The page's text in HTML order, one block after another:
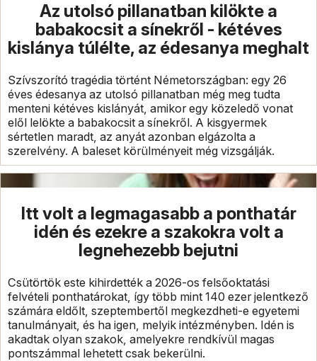
Az utolsó pillanatban kilökte a
babakocsit a sínekről - kétéves
kislánya túlélte, az édesanya meghalt
Szívszorító tragédia történt Németországban: egy 26
éves édesanya az utolsó pillanatban még meg tudta
menteni kétéves kislányát, amikor egy közeledő vonat
elől lelökte a babakocsit a sínekről. A kisgyermek
sértetlen maradt, az anyát azonban elgázolta a
szerelvény. A baleset körülményeit még vizsgálják.
Itt volt a legmagasabb a ponthatár
idén és ezekre a szakokra volt a
legnehezebb bejutni
Csütörtök este kihirdették a 2026-os felsőoktatási
felvételi ponthatárokat, így több mint 140 ezer jelentkező
számára eldőlt, szeptembertől megkezdheti-e egyetemi
tanulmányait, és ha igen, melyik intézményben. Idén is
akadtak olyan szakok, amelyekre rendkívül magas
pontszámmal lehetett csak bekerülni.